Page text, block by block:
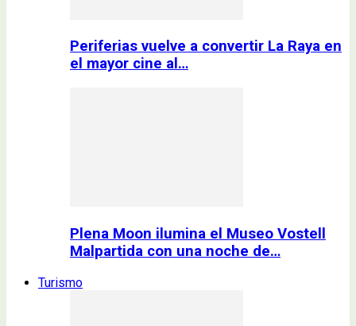
Periferias vuelve a convertir La Raya en
el mayor cine al…
Plena Moon ilumina el Museo Vostell
Malpartida con una noche de…
Turismo